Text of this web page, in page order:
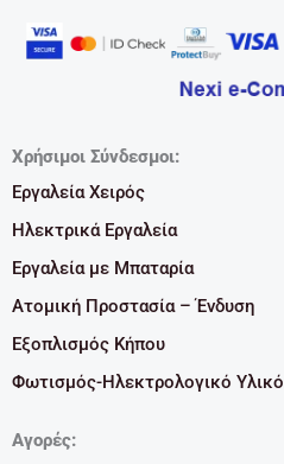
Χρήσιμοι Σύνδεσμοι:
Εργαλεία Χειρός
Ηλεκτρικά Εργαλεία
Εργαλεία με Μπαταρία
Ατομική Προστασία – Ένδυση
Εξοπλισμός Κήπου
Φωτισμός-Ηλεκτρολογικό Υλικό
Αγορές: